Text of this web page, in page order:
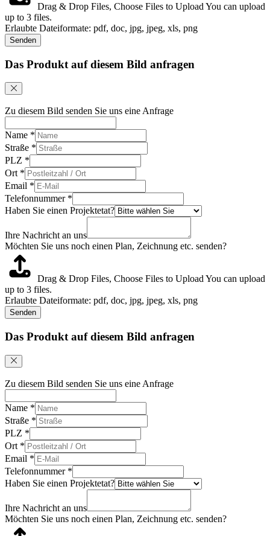
Drag & Drop Files, Choose Files to Upload You can upload
up to 3 files.
Erlaubte Dateiformate: pdf, doc, jpg, jpeg, xls, png
Senden
Das Produkt auf diesem Bild anfragen
Zu diesem Bild senden Sie uns eine Anfrage
Name *
Straße *
PLZ *
Ort *
Email *
Telefonnummer *
Haben Sie einen Projektetat?
Ihre Nachricht an uns
Möchten Sie uns noch einen Plan, Zeichnung etc. senden?
Drag & Drop Files, Choose Files to Upload You can upload
up to 3 files.
Erlaubte Dateiformate: pdf, doc, jpg, jpeg, xls, png
Senden
Das Produkt auf diesem Bild anfragen
Zu diesem Bild senden Sie uns eine Anfrage
Name *
Straße *
PLZ *
Ort *
Email *
Telefonnummer *
Haben Sie einen Projektetat?
Ihre Nachricht an uns
Möchten Sie uns noch einen Plan, Zeichnung etc. senden?